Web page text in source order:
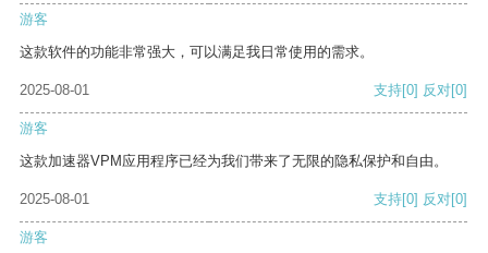
游客
这款软件的功能非常强大，可以满足我日常使用的需求。
2025-08-01 支持[0] 反对[0]
游客
这款加速器VPM应用程序已经为我们带来了无限的隐私保护和自由。
2025-08-01 支持[0] 反对[0]
游客